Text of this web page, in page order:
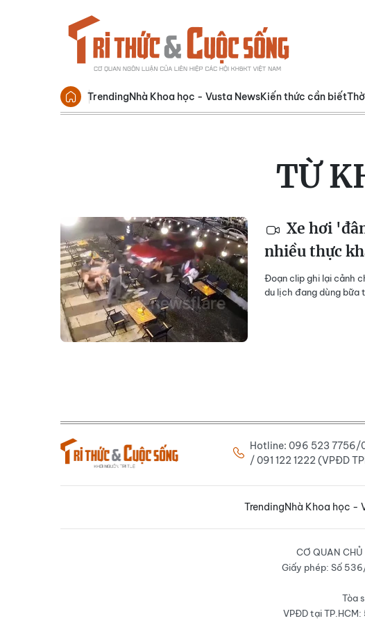
TrendingNhà Khoa học - Vusta NewsKiến thức cần biết
TỪ
Xe hơi
nhiều thực
Đoạn clip ghi lại cảnh
du lịch đang dùng bữa
Hotline: 096 523 7756/
/ 091 122 1222 (VPĐD
TrendingNhà Khoa học -
CƠ QUAN CHỦ
Giấy phép: Số
Tòa
VPĐD tại TP.HCM: